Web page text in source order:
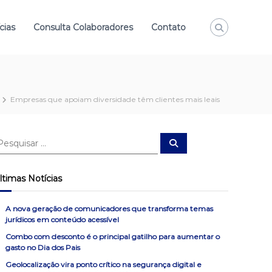
Consulta Colaboradores Contato
Empresas que apoiam diversidade têm clientes mais leais
P
s
r
Notícias
A nova geração de comunicadores que transforma temas
jurídicos em conteúdo acessível
Combo com desconto é o principal gatilho para aumentar o
gasto no Dia dos Pais
Geolocalização vira ponto crítico na segurança digital e